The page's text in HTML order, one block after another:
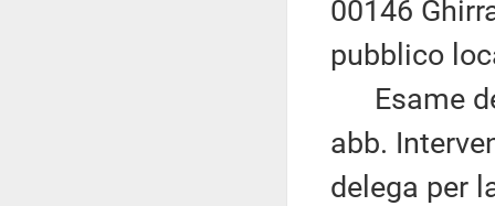
00146
pubblico
Esame
abb.
delega per